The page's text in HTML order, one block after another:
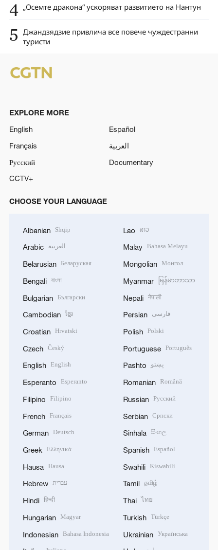
4 „Осемте дракона“ ускоряват развитието на Нантун
5 Джандзядзие привлича все повече чуждестранни
туристи
EXPLORE MORE
English
Español
Français
العربية
Русский
Documentary
CCTV+
CHOOSE YOUR LANGUAGE
Albanian Shqip
Arabic العربية
Belarusian Беларуская
Bengali বাংলা
Bulgarian Български
Cambodian ខ្មែរ
Croatian Hrvatski
Czech Český
English English
Esperanto Esperanto
Filipino Filipino
French Français
German Deutsch
Greek Ελληνικά
Hausa Hausa
Hebrew עברית
Hindi हिन्दी
Hungarian Magyar
Indonesian Bahasa Indonesia
Lao ລາວ
Malay Bahasa Melayu
Mongolian Монгол
Myanmar မြန်မာဘာသာ
Nepali नेपाली
Persian فارسی
Polish Polski
Portuguese Português
Pashto پښتو
Romanian Română
Russian Русский
Serbian Српски
Sinhala සිංහල
Spanish Español
Swahili Kiswahili
Tamil தமிழ்
Thai ไทย
Turkish Türkçe
Ukrainian Українська